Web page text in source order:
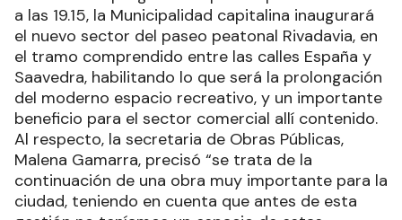
a las 19.15, la Municipalidad capitalina inaugurará
el nuevo sector del paseo peatonal Rivadavia, en
el tramo comprendido entre las calles España y
Saavedra, habilitando lo que será la prolongación
del moderno espacio recreativo, y un importante
beneficio para el sector comercial allí contenido.
Al respecto, la secretaria de Obras Públicas,
Malena Gamarra, precisó “se trata de la
continuación de una obra muy importante para la
ciudad, teniendo en cuenta que antes de esta